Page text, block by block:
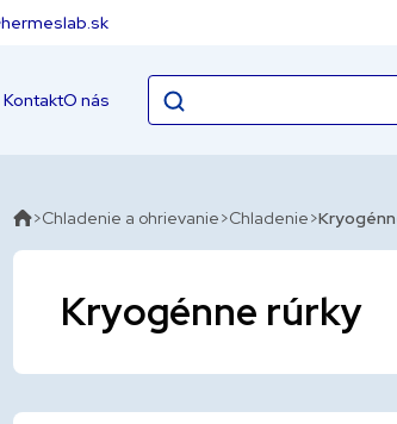
hermeslab.sk
KontaktO nás
Chladenie a ohrievanie Chladenie
Kryogénne rúrky